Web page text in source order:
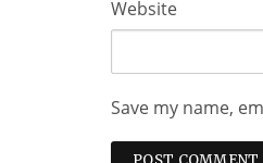
Website
Save my name,